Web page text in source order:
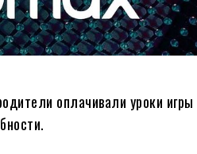
оплачивали уроки игры